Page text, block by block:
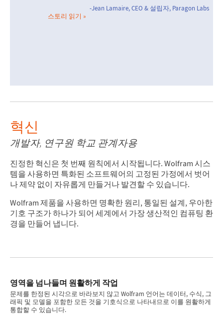
-Jean Lamaire, CEO & 설립자, Paragon Labs
스토리 읽기
혁신
개발자, 연구원 학교 관계자용
진정한 혁신은 첫 번째 원칙에서 시작됩니다. Wolfram 시스
템을 사용하면 특화된 소프트웨어의 고정된 가정에서 벗어
나 제약 없이 자유롭게 만들거나 발견할 수 있습니다.
Wolfram 제품을 사용하면 명확한 원리, 통일된 설계, 우아한
기호 구조가 하나가 되어 세계에서 가장 생산적인 컴퓨팅 환
경을 만들어 냅니다.
영역을 넘나들며 원활하게 작업
문제를 한정된 시각으로 바라보지 않고 Wolfram 언어는 데이터, 수식, 그
래픽 및 모델을 포함한 모든 것을 기호식으로 나타내므로 이를 원활하게
통합할 수 있습니다.